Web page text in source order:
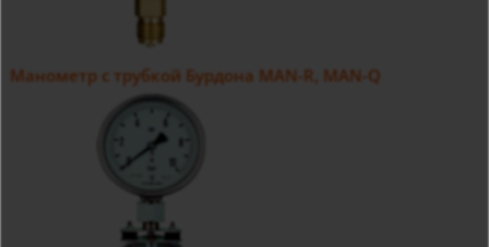
Манометр с трубкой Бурдона MAN-R, MAN-Q